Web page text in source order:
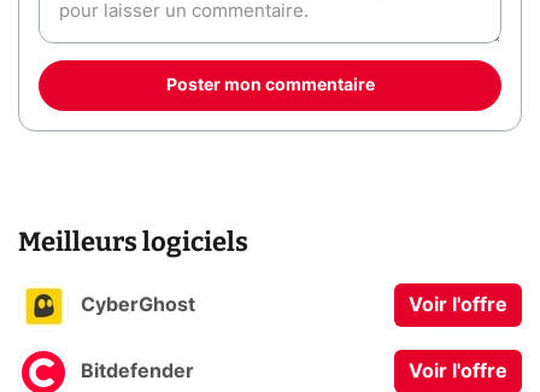
Poster mon commentaire
Meilleurs logiciels
CyberGhost Voir l'offre
Bitdefender Voir l'offre